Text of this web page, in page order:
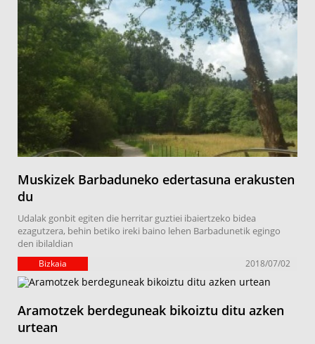
Muskizek Barbaduneko edertasuna erakusten
du
Udalak gonbit egiten die herritar guztiei ibaiertzeko bidea
ezagutzera, behin betiko ireki baino lehen Barbadunetik egingo
den ibilaldian
Bizkaia 2018/07/02
Aramotzek berdeguneak bikoiztu ditu azken
urtean